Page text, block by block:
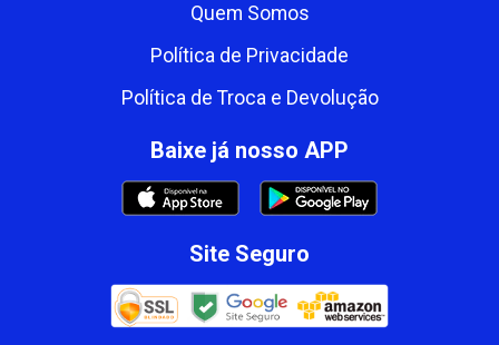
Quem Somos
Política de Privacidade
Política de Troca e Devolução
Baixe já nosso APP
Site Seguro